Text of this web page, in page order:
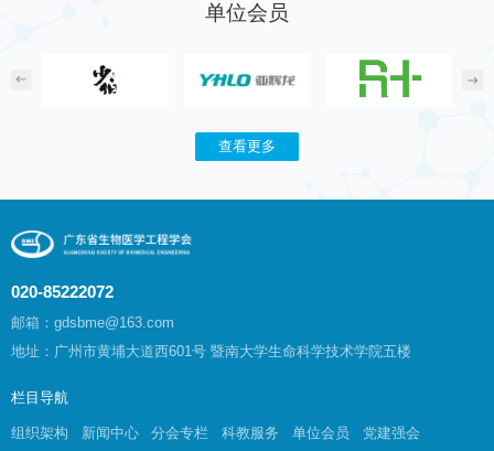
单位会员
查看更多
020-85222072
邮箱：gdsbme@163.com
地址：广州市黄埔大道西601号 暨南大学生命科学技术学院五楼
栏目导航
组织架构 新闻中心 分会专栏 科教服务 单位会员 党建强会